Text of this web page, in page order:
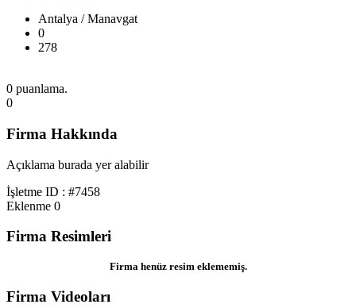
Antalya / Manavgat
0
278
0 puanlama.
0
Firma Hakkında
Açıklama burada yer alabilir
İşletme ID : #7458
Eklenme 0
Firma Resimleri
Firma henüz resim eklememiş.
Firma Videoları